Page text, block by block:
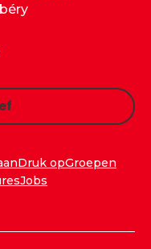
Druk opGroepen
Jobs